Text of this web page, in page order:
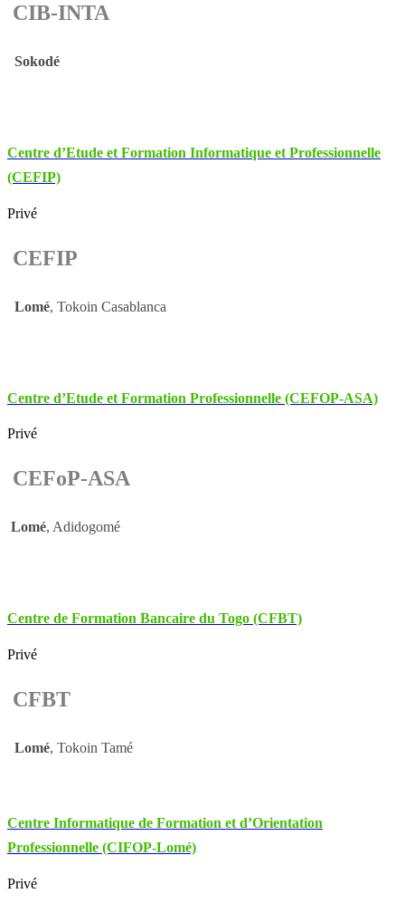
CIB-INTA
Sokodé
Centre d’Etude et Formation Informatique et Professionnelle
(CEFIP)
Privé
CEFIP
Lomé, Tokoin Casablanca
Centre d’Etude et Formation Professionnelle (CEFOP-ASA)
Privé
CEFoP-ASA
Lomé, Adidogomé
Centre de Formation Bancaire du Togo (CFBT)
Privé
CFBT
Lomé, Tokoin Tamé
Centre Informatique de Formation et d’Orientation
Professionnelle (CIFOP-Lomé)
Privé